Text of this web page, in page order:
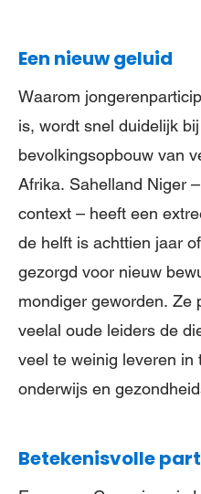
Een nieuw geluid
Waarom
is, wordt snel duidelijk
bevolkingsopbouw van
Afrika. Sahelland Niger
context – heeft een
de helft is achttien jaar
gezorgd voor nieuw
mondiger geworden. Ze
veelal oude leiders de
veel te weinig leveren in
onderwijs en
Betekenisvolle